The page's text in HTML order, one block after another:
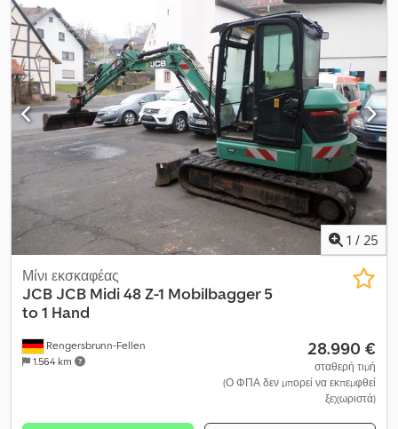
1 / 25
Rengersbrunn-Fellen
1.564 km
Μίνι εκσκαφέας
JCBJCB Midi 48 Z-1 Mobilbagger 5
to 1 Hand
28.990 €
σταθερή τιμή
(Ο ΦΠΑ δεν μπορεί να εκπεμφθεί
ξεχωριστά)